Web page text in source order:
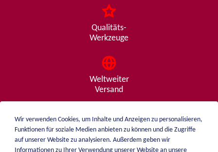
Qualitäts-
Werkzeuge
Weltweiter
Versand
Beratung
von A - Z
Wir verwenden Cookies, um Inhalte und Anzeigen zu personalisieren,
Funktionen für soziale Medien anbieten zu können und die Zugriffe
auf unserer Website zu analysieren. Außerdem geben wir
Informationen zu Ihrer Verwendung unserer Website an unsere